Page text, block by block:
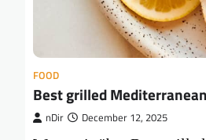
FOOD
Best grilled
nDir December 12, 2025